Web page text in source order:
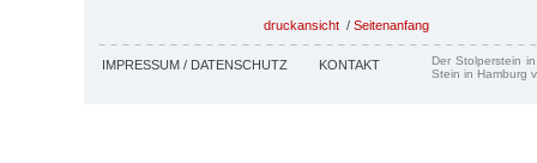
druckansicht / Seitenanfang
IMPRESSUM / DATENSCHUTZ KONTAKT
Der Stolperstein
Stein in Hamburg